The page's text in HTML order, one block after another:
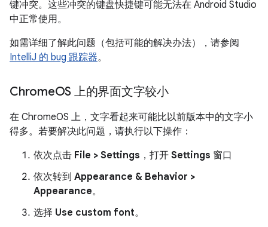
键冲突。这些冲突的键盘快捷键可能无法在 Android Studio
中正常使用。
如需详细了解此问题（包括可能的解决办法），请参阅
IntelliJ 的 bug 跟踪器。
ChromeOS 上的界面文字较小
在 ChromeOS 上，文字看起来可能比以前版本中的文字小
得多。若要解决此问题，请执行以下操作：
依次点击 File > Settings ，打开 Settings 窗口
依次转到 Appearance & Behavior >
Appearance。
选择 Use custom font。